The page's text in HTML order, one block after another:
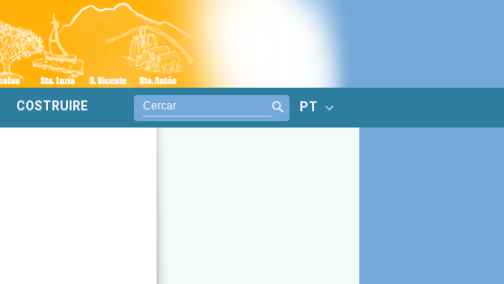
COSTRUIRE PT